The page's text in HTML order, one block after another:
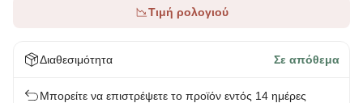
Τιμή ρολογιού
Διαθεσιμότητα Σε απόθεμα
Μπορείτε να επιστρέψετε το προϊόν εντός 14 ημέρες